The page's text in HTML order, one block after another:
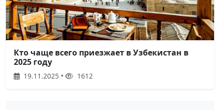
Кто чаще всего приезжает в Узбекистан в
2025 году
19.11.2025 • 1612